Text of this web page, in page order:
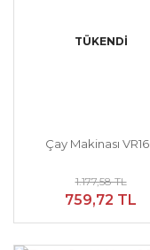
TÜKENDİ
Çay Makinası
1.177,58 TL
759,72 TL